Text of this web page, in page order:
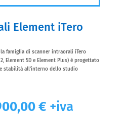
Element iTero
famiglia di scanner intraorali iTero
Element 5D e Element Plus) è progettato
stabilità all’interno dello studio
€Il+iva